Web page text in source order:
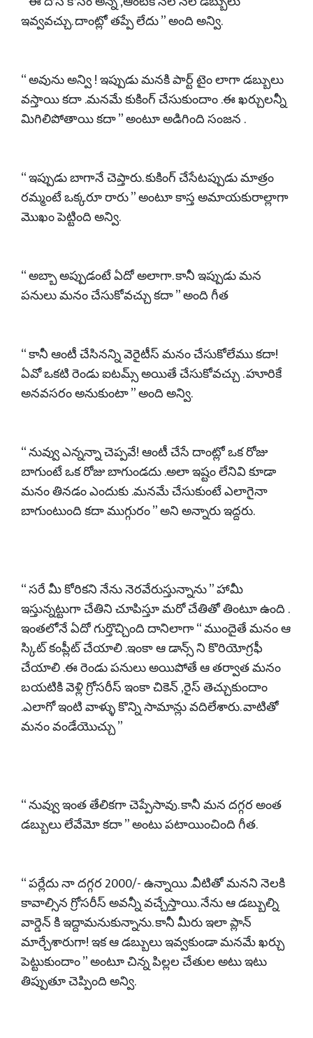
ఇవ్వవచ్చు. దాంట్లో తప్పే లేదు ” అంది అన్వి.
“ అవును అన్వి ! ఇప్పుడు మనకి పార్ట్ టైం లాగా డబ్బులు
వస్తాయి కదా .మనమే కుకింగ్ చేసుకుందాం .ఈ ఖర్చులన్నీ
మిగిలిపోతాయి కదా ” అంటూ అడిగింది సంజన .
“ ఇప్పుడు బాగానే చెప్తారు. కుకింగ్ చేసేటప్పుడు మాత్రం
రమ్మంటే ఒక్కరూ రారు ” అంటూ కాస్త అమాయకురాల్లాగా
మొఖం పెట్టింది అన్వి.
“ అబ్బా అప్పుడంటే ఏదో అలాగా. కానీ ఇప్పుడు మన
పనులు మనం చేసుకోవచ్చు కదా ” అంది గీత
“ కానీ ఆంటీ చేసినన్ని వెరైటీస్ మనం చేసుకోలేము కదా!
ఏవో ఒకటి రెండు ఐటమ్స్ అయితే చేసుకోవచ్చు . హూరికే
అనవసరం అనుకుంటా ” అంది అన్వి.
“ నువ్వు ఎన్నన్నా చెప్పవే! ఆంటీ చేసే దాంట్లో ఒక రోజు
బాగుంటే ఒక రోజు బాగుండదు .అలా ఇష్టం లేనివి కూడా
మనం తినడం ఎందుకు .మనమే చేసుకుంటే ఎలాగైనా
బాగుంటుంది కదా ముగ్గురం ” అని అన్నారు ఇద్దరు.
“ సరే మీ కోరికని నేను నెరవేరుస్తున్నాను ” హామీ
ఇస్తున్నట్టుగా చేతిని చూపిస్తూ మరో చేతితో తింటూ ఉంది .
ఇంతలోనే ఏదో గుర్తొచ్చింది దానిలాగా “ ముందైతే మనం ఆ
స్కిట్ కంప్లీట్ చేయాలి .ఇంకా ఆ డాన్స్ ని కొరియోగ్రఫీ
చేయాలి .ఈ రెండు పనులు అయిపోతే ఆ తర్వాత మనం
బయటికి వెళ్లి గ్రోసరీస్ ఇంకా చికెన్ ,రైస్ తెచ్చుకుందాం
.ఎలాగో ఇంటి వాళ్ళు కొన్ని సామాన్లు వదిలేశారు. వాటితో
మనం వండేయొచ్చు ”
“ నువ్వు ఇంత తేలికగా చెప్పేసావు. కానీ మన దగ్గర అంత
డబ్బులు లేవేమో కదా ” అంటు పటాయించింది గీత.
“ పర్లేదు నా దగ్గర 2000/- ఉన్నాయి .వీటితో మనని నెలకి
కావాల్సిన గ్రోసరీస్ అవన్నీ వచ్చేస్తాయి. నేను ఆ డబ్బుల్ని
వార్డెన్ కి ఇద్దామనుకున్నాను. కానీ మీరు ఇలా ప్లాన్
మార్చేశారుగా! ఇక ఆ డబ్బులు ఇవ్వకుండా మనమే ఖర్చు
పెట్టుకుందాం ” అంటూ చిన్న పిల్లల చేతుల అటు ఇటు
తిప్పుతూ చెప్పింది అన్వి.